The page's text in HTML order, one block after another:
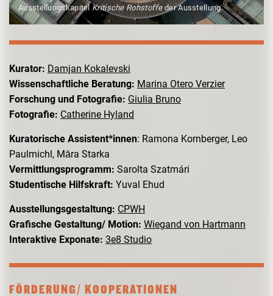
Ausstellungskapitel Kritische Rohstoffeder Ausstellung.
Kurator: Damjan Kokalevski
Wissenschaftliche Beratung: Marina Otero Verzier
Forschung und Fotografie: Giulia Bruno
Fotografie: Catherine Hyland
Kuratorische Assistent*innen: Ramona Kornberger, Leo
Paulmichl, Māra Starka
Vermittlungsprogramm: Sarolta Szatmári
Studentische Hilfskraft: Yuval Ehud
Ausstellungsgestaltung: CPWH
Grafische Gestaltung/ Motion: Wiegand von Hartmann
Interaktive Exponate: 3e8 Studio
FÖRDERUNG/ KOOPERATIONEN